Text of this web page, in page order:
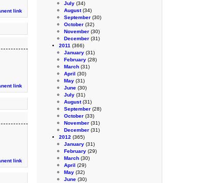
July (34)
August(34)
September (30)
October (32)
November (30)
December (31)
2011 (366)
January (31)
February (28)
March (31)
April (30)
May (31)
June (30)
July (31)
August(31)
September (28)
October (33)
November (31)
December (31)
2012 (365)
January (31)
February (29)
March (30)
April (29)
May (32)
June (30)
link
link
link